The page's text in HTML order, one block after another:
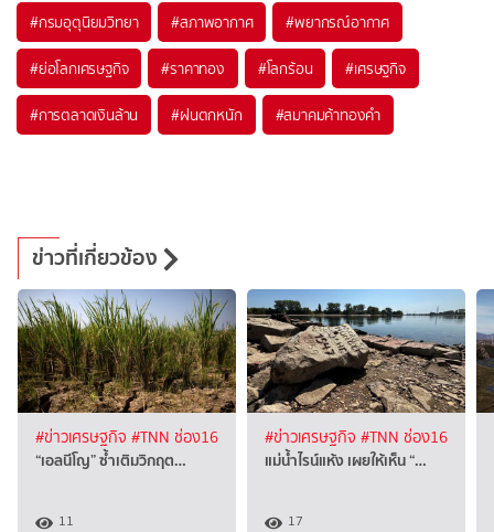
#กรมอุตุนิยมวิทยา #สภาพอากาศ #พยากรณ์อากาศ
#ย่อโลกเศรษฐกิจ #ราคาทอง #โลกร้อน #เศรษฐกิจ
#การตลาดเงินล้าน #ฝนตกหนัก #สมาคมค้าทองคำ
ข่าวที่เกี่ยวข้อง
#ข่าวเศรษฐกิจ #TNN ช่อง16
“เอลนีโญ” ซ้ำเติมวิกฤต…
11
#ข่าวเศรษฐกิจ #TNN ช่อง16
แม่น้ำไรน์แห้ง เผยให้เห็น “…
17